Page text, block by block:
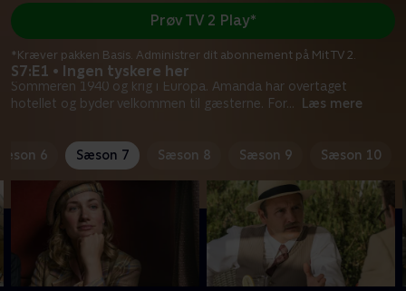
S7:E1 • Ingen tyskere her
Sommeren 1940 og krig i Europa. Amanda har overtaget
hotellet og byder velkommen til gæsterne. For... Læs mere
Prøv TV 2 Play*
*Kræver pakken Basis. Administrer dit abonnement på Mit TV 2.
6 Sæson 7 Sæson 8 Sæson 9 Sæson 10